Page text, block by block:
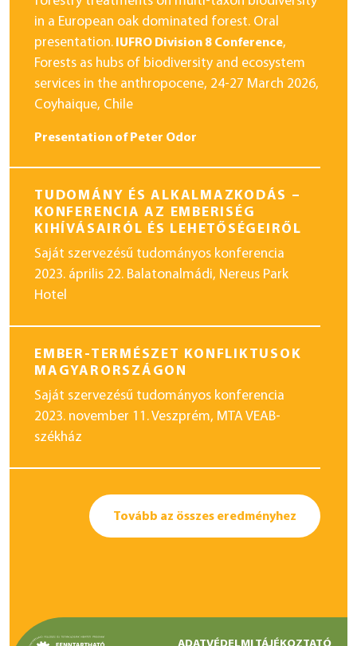
in a European oak dominated forest. Oral
presentation. IUFRO Division 8 Conference,
Forests as hubs of biodiversity and ecosystem
services in the anthropocene, 24-27 March 2026,
Coyhaique, Chile
Presentation of Peter Odor
TUDOMÁNY ÉS ALKALMAZKODÁS –
KONFERENCIA AZ EMBERISÉG
KIHÍVÁSAIRÓL ÉS LEHETŐSÉGEIRŐL
Saját szervezésű tudományos konferencia
2023. április 22. Balatonalmádi, Nereus Park
Hotel
EMBER-TERMÉSZET KONFLIKTUSOK
MAGYARORSZÁGON
Saját szervezésű tudományos konferencia
2023. november 11. Veszprém, MTA VEAB-
székház
Tovább az összes eredményhez